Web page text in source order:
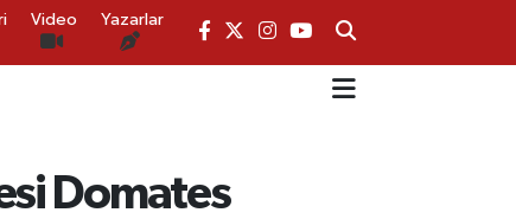
Video Yazarlar
Domates